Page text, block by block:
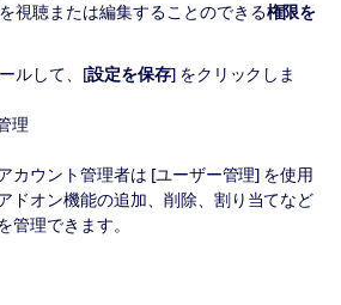
視聴または編集することのできる権限を
ルして、[設定を保存] をクリックしま
理
カウント管理者は [ユーザー管理] を使用
ドオン機能の追加、削除、割り当てなど
管理できます。